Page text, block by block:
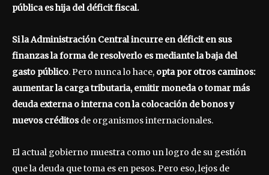
pública es hija del déficit fiscal.
Si la Administración Central incurre en déficit en sus
finanzas la forma de resolverlo es mediante la baja del
gasto público. Pero nunca lo hace, opta por otros caminos:
aumentar la carga tributaria, emitir moneda o tomar más
deuda externa o interna con la colocación de bonos y
nuevos créditosde organismos internacionales.
El actual gobierno muestra como un logro de su gestión
que la deuda que toma es en pesos. Pero eso, lejos de